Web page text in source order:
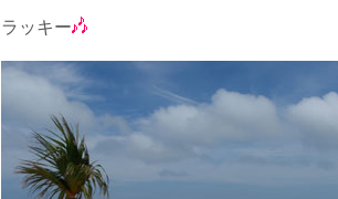
ラッキー